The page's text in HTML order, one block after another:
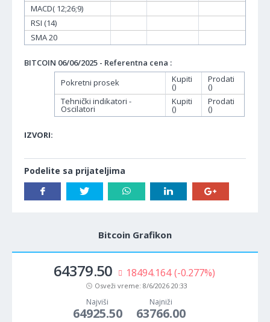
MACD( 12;26;9)
RSI (14)
SMA 20
BITCOIN 06/06/2025 - Referentna cena :
Pokretni prosek
Kupiti
()
Prodati
()
Tehnički indikatori -
Oscilatori
Kupiti
()
Prodati
()
IZVORI:
Podelite sa prijateljima
Bitcoin Grafikon
64379.50 18494.164 (-0.277%)
Osveži vreme: 8/6/2026 20:33
Najviši
64925.50
Najniži
63766.00